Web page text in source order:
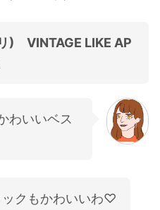
) VINTAGE LIKE AP
わいいベス
ックもかわいいわ♡